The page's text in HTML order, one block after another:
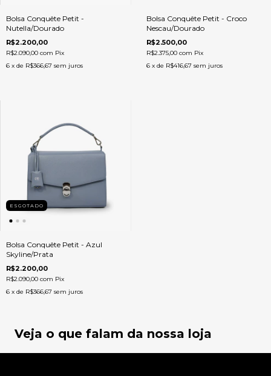
Bolsa Conquête Petit -
Nutella/Dourado
R$2.200,00
R$2.090,00 com Pix
6 x de R$366,67 sem juros
Bolsa Conquête Petit - Croco
Nescau/Dourado
R$2.500,00
R$2.375,00 com Pix
6 x de R$416,67 sem juros
ESGOTADO
Bolsa Conquête Petit - Azul
Skyline/Prata
R$2.200,00
R$2.090,00 com Pix
6 x de R$366,67 sem juros
Veja o que falam da nossa loja